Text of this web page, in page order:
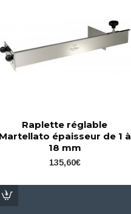
Raplette réglable
épaisseur de 1 à
18 mm
135,60€